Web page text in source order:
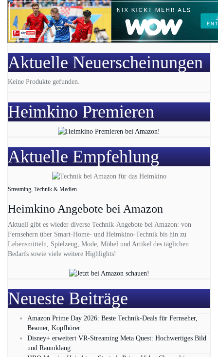
Aktuelle Neuerscheinungen
Keine Produkte gefunden.
Heimkino Premieren
Aktuelle Empfehlung
Streaming, Technik & Medien
Heimkino Angebote bei Amazon
Aktuell gibt es wieder diverse Technik-Angebote bei Amazon: von
Fernsehern über Smart-Home- und Heimkino-Technik bis hin zu
Lebensmitteln, Spielzeug, Mode, Möbel und Artikel des täglichen
Bedarfs sowie viele weitere Highlights!
Neueste Beiträge
Amazon Prime Day 2026: Beste Technik-Deals für Fernseher,
Beamer, Kopfhörer
Disney+ erweitert VR‑Streaming Meta Quest: Hochwertiges Bild
und Raumklang